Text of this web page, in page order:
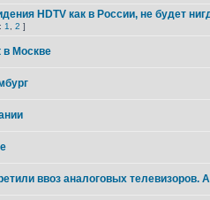
HDTV как в России, не будет
1 2 ]
в Москве
ввоз аналоговых телевизоров.